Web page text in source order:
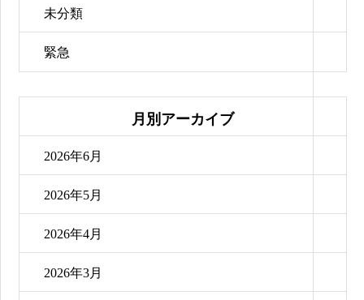
未分類
緊急
月別アーカイブ
2026年6月
2026年5月
2026年4月
2026年3月